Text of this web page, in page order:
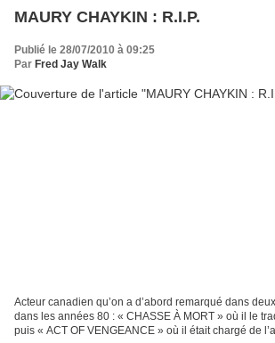
MAURY CHAYKIN : R.I.P.
Publié le 28/07/2010 à 09:25
Par Fred Jay Walk
Acteur canadien qu’on a d’abord remarqué dans
dans les années 80 : « CHASSE À MORT » où il le
puis « ACT OF VENGEANCE » où il était chargé de